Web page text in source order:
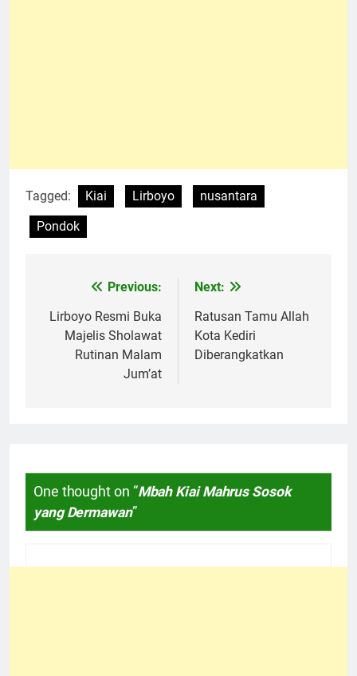
Tagged: Kiai Lirboyo
nusantara
Pondok
Navigasi
pos
Previous:
Lirboyo Resmi Buka
Majelis Sholawat
Rutinan Malam
Jum’at
Next:
Ratusan Tamu Allah
Kota Kediri
Diberangkatkan
One thought on “Mbah Kiai Mahrus Sosok
yang Dermawan”